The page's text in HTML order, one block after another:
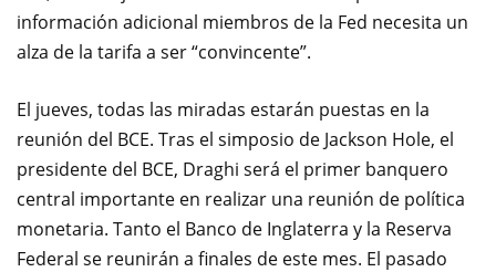
información adicional miembros de la Fed necesita un
alza de la tarifa a ser “convincente”.
El jueves, todas las miradas estarán puestas en la
reunión del BCE. Tras el simposio de Jackson Hole, el
presidente del BCE, Draghi será el primer banquero
central importante en realizar una reunión de política
monetaria. Tanto el Banco de Inglaterra y la Reserva
Federal se reunirán a finales de este mes. El pasado